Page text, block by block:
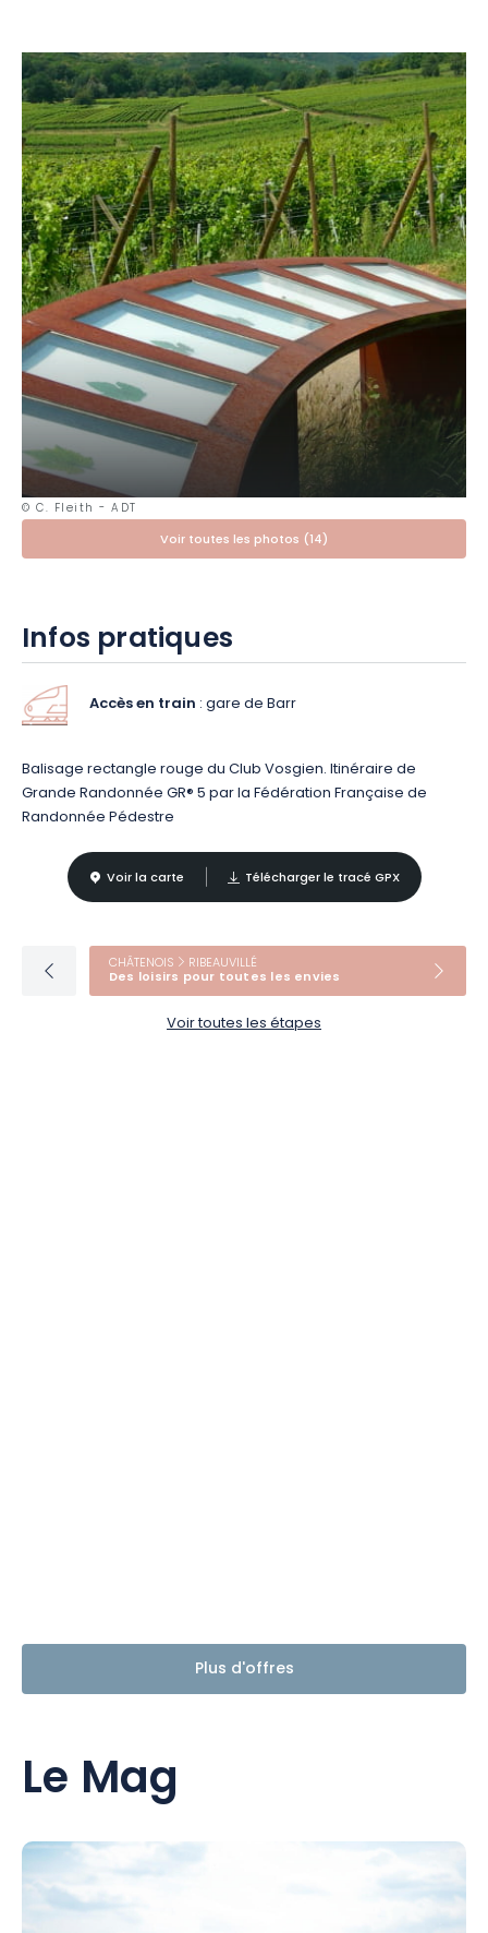
Héring
massif de l’Ungersberg
permet d’admirer le panorama sur la forêt alentour.
Un peu plus loin, de nouveaux vestiges de châteaux
médiévaux se laissent découvrir. D’abordle château du
Bernstein, l’un des plus anciens d’Alsace, puisle château
d'Ortenbouget enfin en contrebas,le château du Ramstein.
Vous retrouvez les vignes en arrivant dans la joliecité
fortifiée de Châtenois. Profitez-en pour effectuer le tour des
remparts et vous perdre dans ses ruelles, à la découverte des
maisons typiques alsaciennes. La porte-tour gothique datant
du 15e siècle appelée Tour des Sorcières, et l’église St
Georges sont particulièrement remarquables ! Les amateurs
se laisseront séduire par une visite de cave et une
dégustation des cépages locaux*. Et pour terminer en beauté
cette journée de marche, quoi de mieux quede goûter aux
spécialités alsaciennes
? Flammekueche ou choucroute :
pour quoi allez-vous craquer ?
avec modération
© C. Fleith - ADT
Voir toutes les photos (14)
Infos pratiques
Accès en train : gare de Barr
Balisage rectangle rouge du Club Vosgien. Itinéraire de
Grande Randonnée GR® 5 par la Fédération Française de
Randonnée Pédestre
Voir la carte Télécharger le tracé GPX
CHÂTENOIS RIBEAUVILLÉ
Des loisirs pour toutes les envies
Voir toutes les étapes
Plus d'offres
Le Mag